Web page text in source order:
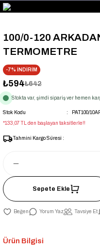
Üyelerimize Özel
KAZAN-
100/0-120
TERMOMETRE
-7% İNDİRİM
₺594₺642
Stokta var, şimdi sipariş ver hemen
Stok Kodu
PAT100/
*133,07 TL den başlayan taksitlerle!!
Tahmini Kargo Süresi :
Sepete Ekle
Yorum Yaz Tavsiye Et
Ürün Bilgisi